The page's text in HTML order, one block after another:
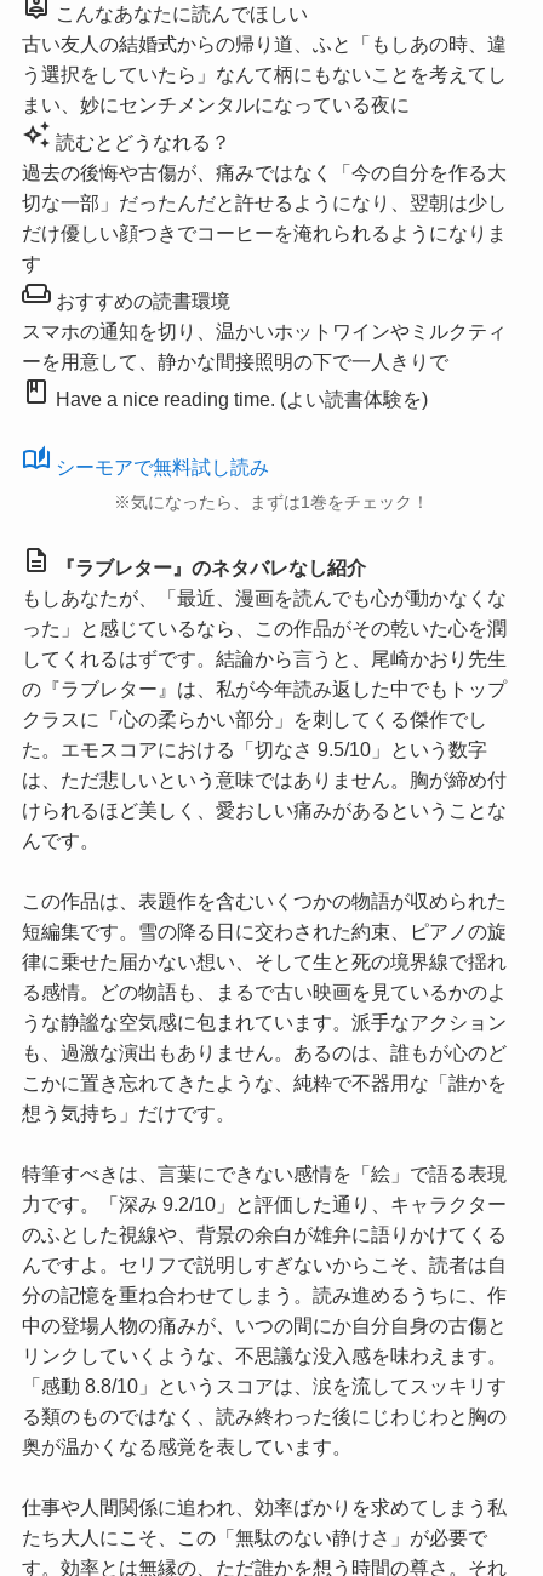
person_pin
こんなあなたに読んでほしい
古い友人の結婚式からの帰り道、ふと「もしあの時、違
う選択をしていたら」なんて柄にもないことを考えてし
まい、妙にセンチメンタルになっている夜に
auto_awesome 読むとどうなれる？
過去の後悔や古傷が、痛みではなく「今の自分を作る大
切な一部」だったんだと許せるようになり、翌朝は少し
だけ優しい顔つきでコーヒーを淹れられるようになりま
す
weekendおすすめの読書環境
スマホの通知を切り、温かいホットワインやミルクティ
ーを用意して、静かな間接照明の下で一人きりで
book Have a nice reading time. (よい読書体験を)
auto_stories シーモアで無料試し読み
※気になったら、まずは1巻をチェック！
description
『ラブレター』のネタバレなし紹介
もしあなたが、「最近、漫画を読んでも心が動かなくな
った」と感じているなら、この作品がその乾いた心を潤
してくれるはずです。結論から言うと、尾崎かおり先生
の『ラブレター』は、私が今年読み返した中でもトップ
クラスに「心の柔らかい部分」を刺してくる傑作でし
た。エモスコアにおける
「切なさ 9.5/10」
という数字
は、ただ悲しいという意味ではありません。胸が締め付
けられるほど美しく、愛おしい痛みがあるということな
んです。
この作品は、表題作を含むいくつかの物語が収められた
短編集です。雪の降る日に交わされた約束、ピアノの旋
律に乗せた届かない想い、そして生と死の境界線で揺れ
る感情。どの物語も、まるで古い映画を見ているかのよ
うな静謐な空気感に包まれています。派手なアクション
も、過激な演出もありません。あるのは、誰もが心のど
こかに置き忘れてきたような、純粋で不器用な「誰かを
想う気持ち」だけです。
特筆すべきは、言葉にできない感情を「絵」で語る表現
力です。
「深み 9.2/10」
と評価した通り、キャラクター
のふとした視線や、背景の余白が雄弁に語りかけてくる
んですよ。セリフで説明しすぎないからこそ、読者は自
分の記憶を重ね合わせてしまう。読み進めるうちに、作
中の登場人物の痛みが、いつの間にか自分自身の古傷と
リンクしていくような、不思議な没入感を味わえます。
「感動 8.8/10」
というスコアは、涙を流してスッキリす
る類のものではなく、読み終わった後にじわじわと胸の
奥が温かくなる感覚を表しています。
仕事や人間関係に追われ、効率ばかりを求めてしまう私
たち大人にこそ、この「無駄のない静けさ」が必要で
す。効率とは無縁の、ただ誰かを想う時間の尊さ。それ